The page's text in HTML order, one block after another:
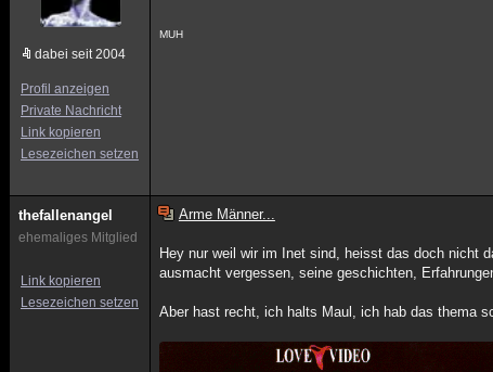
dabei seit 2004
Profil anzeigen
Private Nachricht
Link kopieren
Lesezeichen setzen
MUH
thefallenangel
ehemaliges Mitglied
Link kopieren
Lesezeichen setzen
Arme Männer...
Hey nur weil wir im Inet sind, heisst das doch nicht
ausmacht vergessen, seine geschichten,
Aber hast recht, ich halts Maul, ich hab das thema